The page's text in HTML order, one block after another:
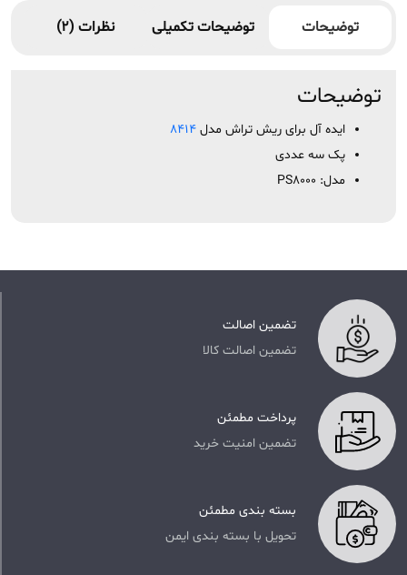
توضیحات توضیحات تکمیلی نظرات (2)
توضیحات
ایده آل برای ریش تراش مدل ۸۴۱۴
پک سه عددی
مدل: PS8000
تضمین اصالت
تضمین اصالت کالا
پرداخت مطمئن
تضمین امنیت خرید
بسته بندی مطمئن
تحویل با بسته بندی ایمن